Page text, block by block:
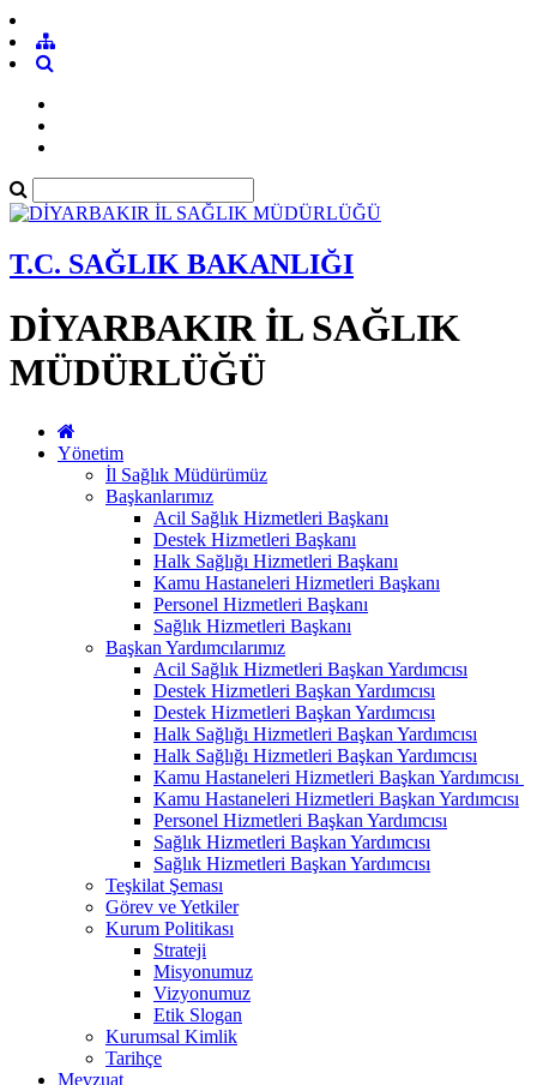
T.C. SAĞLIK BAKANLIĞI
DİYARBAKIR İL SAĞLIK
MÜDÜRLÜĞÜ
Yönetim
İl Sağlık Müdürümüz
Başkanlarımız
Acil Sağlık Hizmetleri Başkanı
Destek Hizmetleri Başkanı
Halk Sağlığı Hizmetleri Başkanı
Kamu Hastaneleri Hizmetleri Başkanı
Personel Hizmetleri Başkanı
Sağlık Hizmetleri Başkanı
Başkan Yardımcılarımız
Acil Sağlık Hizmetleri Başkan Yardımcısı
Destek Hizmetleri Başkan Yardımcısı
Destek Hizmetleri Başkan Yardımcısı
Halk Sağlığı Hizmetleri Başkan Yardımcısı
Halk Sağlığı Hizmetleri Başkan Yardımcısı
Kamu Hastaneleri Hizmetleri Başkan Yardımcısı ​
Kamu Hastaneleri Hizmetleri Başkan Yardımcısı
Personel Hizmetleri Başkan Yardımcısı
Sağlık Hizmetleri Başkan Yardımcısı
Sağlık Hizmetleri Başkan Yardımcısı
Teşkilat Şeması
Görev ve Yetkiler
Kurum Politikası
Strateji
Misyonumuz
Vizyonumuz
Etik Slogan
Kurumsal Kimlik
Tarihçe
Mevzuat